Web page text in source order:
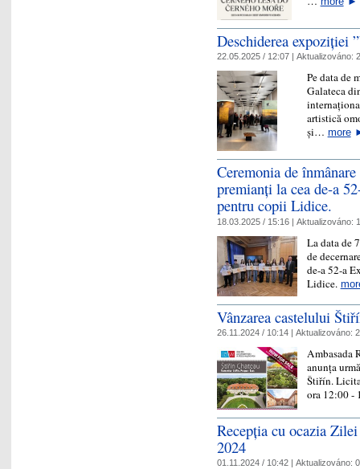
Deschiderea expoziției
22.05.2025 / 12:07 | Aktualizováno:
Pe data de
Galateca
artistică
și… more
Ceremonia de
premianți la cea de-a
pentru copii Lidice.
18.03.2025 / 15:16 | Aktualizováno:
La data de
de
de-a 52-a
Lidice.
Vânzarea castelului
26.11.2024 / 10:14 | Aktualizováno:
Ambasada
anunța
Štiřín.
ora 12:00 -
Recepția cu ocazia
2024
01.11.2024 / 10:42 | Aktualizováno: